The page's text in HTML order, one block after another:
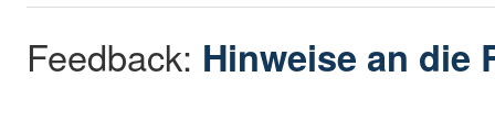
Feedback: Hinweise an die